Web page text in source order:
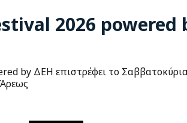
2026 powered
by ΔΕΗ επιστρέφει το